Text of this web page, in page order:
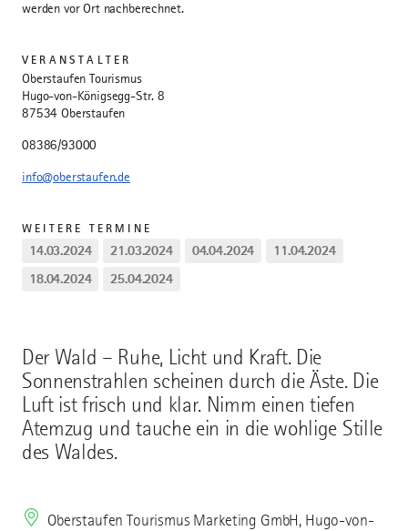
Der Wald – Ruhe, Licht und Kraft. Die
Sonnenstrahlen scheinen durch die Äste. Die
Luft ist frisch und klar. Nimm einen tiefen
Atemzug und tauche ein in die wohlige Stille
des Waldes.
Oberstaufen Tourismus Marketing GmbH, Hugo-von-
werden vor Ort nachberechnet.
VERANSTALTER
Oberstaufen Tourismus
Hugo-von-Königsegg-Str. 8
87534 Oberstaufen
08386/93000
info@oberstaufen.de
WEITERE TERMINE
14.03.2024 21.03.2024 04.04.2024
11.04.2024
18.04.2024
25.04.2024